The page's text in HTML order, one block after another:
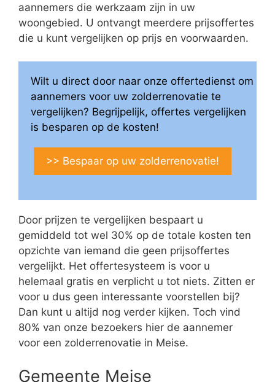
aannemers die werkzaam zijn in uw
woongebied. U ontvangt meerdere prijsoffertes
die u kunt vergelijken op prijs en voorwaarden.
Wilt u direct door naar onze offertedienst om
aannemers voor uw zolderrenovatie te
vergelijken? Begrijpelijk, offertes vergelijken
is besparen op de kosten!
>> Bespaar op uw zolderrenovatie!
Door prijzen te vergelijken bespaart u
gemiddeld tot wel 30% op de totale kosten ten
opzichte van iemand die geen prijsoffertes
vergelijkt. Het offertesysteem is voor u
helemaal gratis en verplicht u tot niets. Zitten er
voor u dus geen interessante voorstellen bij?
Dan kunt u altijd nog verder kijken. Toch vind
80% van onze bezoekers hier de aannemer
voor een zolderrenovatie in Meise.
Gemeente Meise